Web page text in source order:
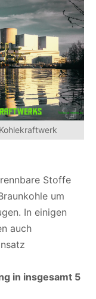
Stoffe
um
In einigen
auch
in insgesamt 5